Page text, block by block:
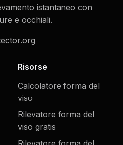
istantaneo con
e occhiali.
Risorse
Calcolatore forma del
viso
Rilevatore forma del
viso gratis